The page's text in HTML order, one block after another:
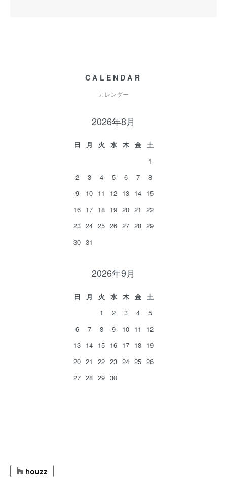
CALENDAR
カレンダー
2026年8月
日 月 火 水 木 金
土
1
2
3 4 5 6 7
8
9
10 11 12 13 14 15
16 17 18 19 20 21
22
23 24 25 26 27 28 29
30 31
2026年9月
日 月 火 水 木 金
土
1
2 3 4
5
6
7 8 9 10 11
12
13 14 15 16 17 18 19
20 21 22 23 24 25 26
27 28 29 30